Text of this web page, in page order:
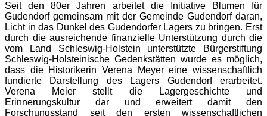
Seit den 80er Jahren arbeitet die Initiative Blumen für
Gudendorf gemeinsam mit der Gemeinde Gudendorf daran,
Licht in das Dunkel des Gudendorfer Lagers zu bringen. Erst
durch die ausreichende finanzielle Unterstützung durch die
vom Land Schleswig-Holstein unterstützte Bürgerstiftung
Schleswig-Holsteinische Gedenkstätten wurde es möglich,
dass die Historikerin Verena Meyer eine wissenschaftlich
fundierte Darstellung des Lagers Gudendorf erarbeitet.
Verena Meier stellt die Lagergeschichte und
Erinnerungskultur dar und erweitert damit den
Forschungsstand seit den ersten wissenschaftlichen